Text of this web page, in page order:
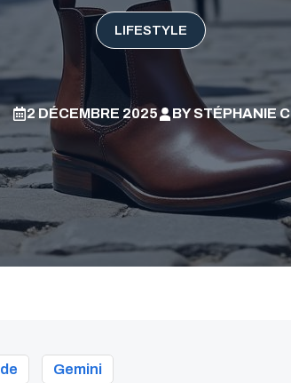
LIFESTYLE
2 DÉCEMBRE 2025 BYSTÉPHANIE C
Gemini